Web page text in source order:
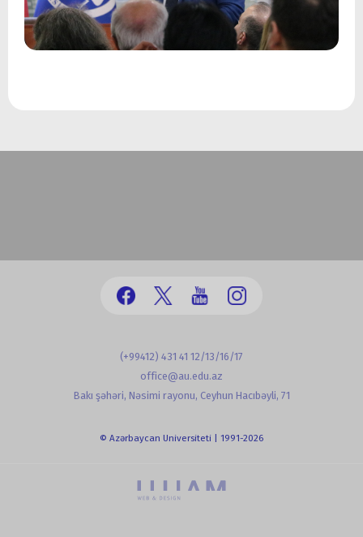
(+99412) 431 41 12/13/16/17
office@au.edu.az
Bakı şəhəri, Nəsimi rayonu, Ceyhun Hacıbəyli, 71
© Azərbaycan Universiteti | 1991-2026
powered by